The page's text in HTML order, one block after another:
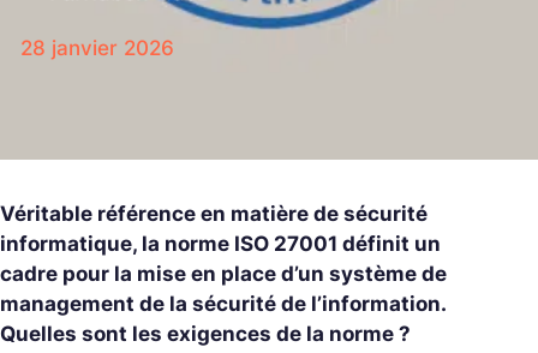
28 janvier 2026
Véritable référence en matière de sécurité
informatique, la norme ISO 27001 définit un
cadre pour la mise en place d’un système de
management de la sécurité de l’information.
Quelles sont les exigences de la norme ?